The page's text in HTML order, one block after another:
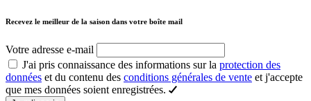
Recevez le meilleur de la saison dans votre boîte mail
Votre adresse e-mail
J'ai pris connaissance des informations sur la protection des
données et du contenu des conditions générales de vente et j'accepte
que mes données soient enregistrées.